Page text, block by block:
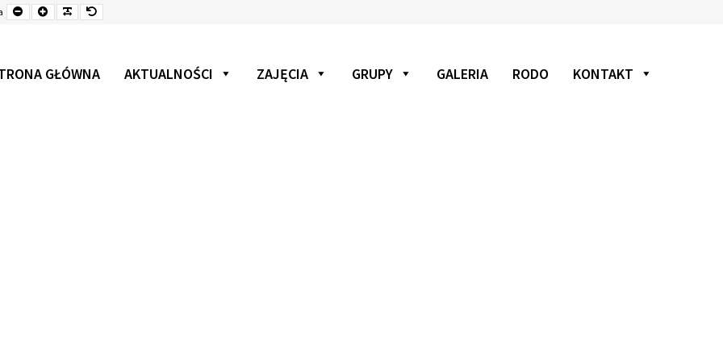
Mniejsza
czcionka
CzcionkaCzcionkaCzcionka
GŁÓWNA AKTUALNOŚCI ZAJĘCIA GRUPY GALERIA RODO KONTAKT